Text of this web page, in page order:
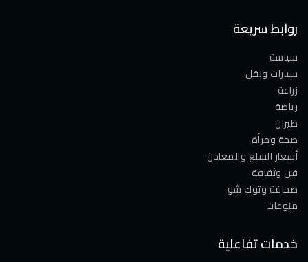
روابط سريعة
سياسة
سيارات ونقل
زراعة
رياضة
طيران
صحة ومرأة
أسعار السلع والمعادن
فن وثقافة
صحافة وتوك شو
منوعات
خدمات تفاعلية